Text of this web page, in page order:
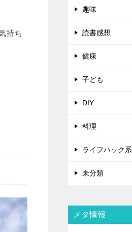
持ち
趣味
読書感想
健康
子ども
DIY
料理
ライフハック系
未分類
メタ情報